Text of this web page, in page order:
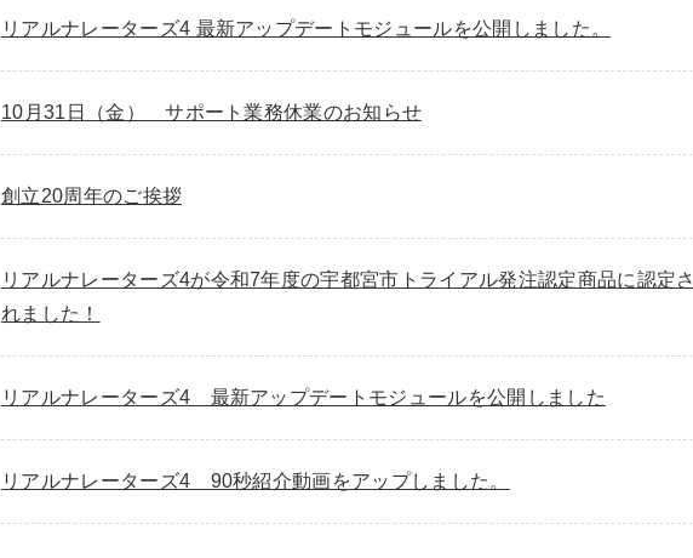
リアルナレーターズ4 最新アップデートモジュールを公開しました。
10月31日（金） サポート業務休業のお知らせ
創立20周年のご挨拶
リアルナレーターズ4が令和7年度の宇都宮市トライアル発注認定商品に認定さ
れました！
リアルナレーターズ4 最新アップデートモジュールを公開しました
リアルナレーターズ4 90秒紹介動画をアップしました。